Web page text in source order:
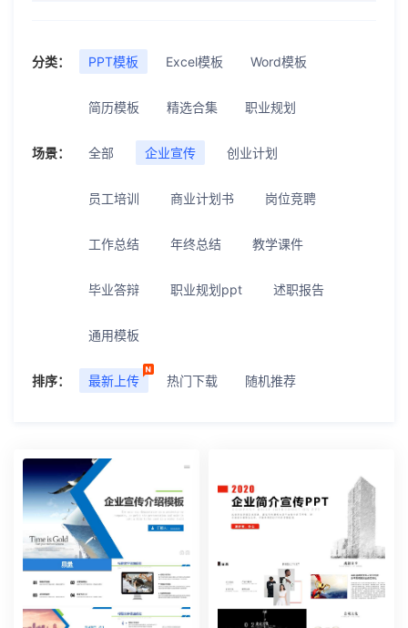
分类： PPT模板 Excel模板 Word模板
简历模板 精选合集 职业规划
场景： 全部 企业宣传 创业计划
员工培训 商业计划书 岗位竞聘
工作总结 年终总结 教学课件
毕业答辩 职业规划ppt 述职报告
通用模板
排序： 最新上传 热门下载 随机推荐